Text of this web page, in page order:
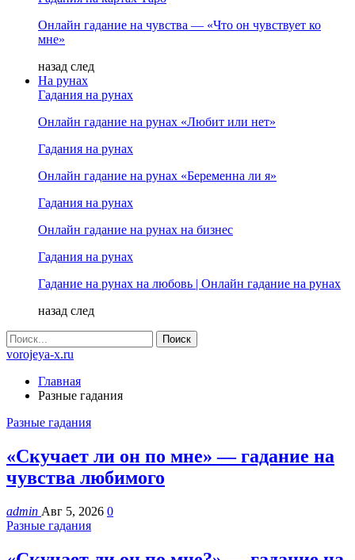
Онлайн гадание на чувства — «Что он чувствует ко
мне»
назад след
На рунах
Гадания на рунах
Онлайн гадание на рунах «Любит или нет»
Гадания на рунах
Онлайн гадание на рунах «Беременна ли я»
Гадания на рунах
Онлайн гадание на рунах на бизнес
Гадания на рунах
Гадание на рунах на любовь | Онлайн гадание на рунах
назад след
vorojeya-x.ru
Главная
Разные гадания
Разные гадания
«Скучает ли он по мне» — гадание на
чувства любимого
admin Авг 5, 2026 0
Разные гадания